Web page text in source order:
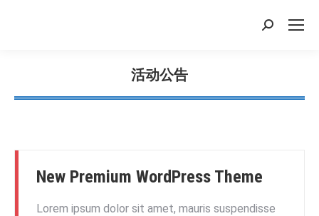
搜
活动公告
您在这里：
New Premium WordPress Theme
Lorem ipsum dolor sit amet, mauris suspendisse